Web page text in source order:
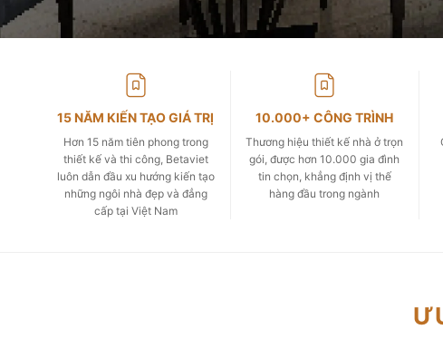
15 NĂM KIẾN TẠO GIÁ TRỊ
Hơn 15 năm tiên phong trong
thiết kế và thi công, Betaviet
luôn dẫn đầu xu hướng kiến tạo
những ngôi nhà đẹp và đẳng
cấp tại Việt Nam
10.000+ CÔNG TRÌNH
Thương hiệu thiết kế nhà ở trọn
gói, được hơn 10.000 gia đình
tin chọn, khẳng định vị thế
hàng đầu trong ngành